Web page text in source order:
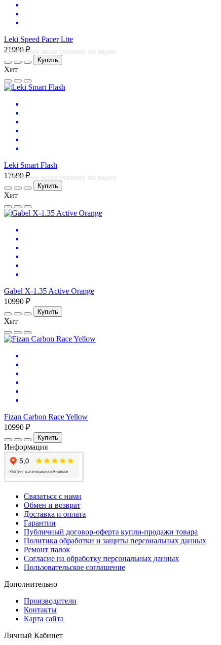
Leki Speed Pacer Lite
Разберем вашу технику по видео
21990 ₽
Купить
Хит
Leki Smart Flash
Разберем вашу технику по видео
17690 ₽
Купить
Хит
Gabel X-1.35 Active Orange
10990 ₽
Купить
Хит
Fizan Carbon Race Yellow
10990 ₽
Купить
Информация
Связаться с нами
Обмен и возврат
Доставка и оплата
Гарантии
Публичный договор-оферта купли-продажи товара
Политика обработки и защиты персональных данных
Ремонт палок
Согласие на обработку персональных данных
Пользовательское соглашение
Дополнительно
Производители
Контакты
Карта сайта
Личный Кабинет